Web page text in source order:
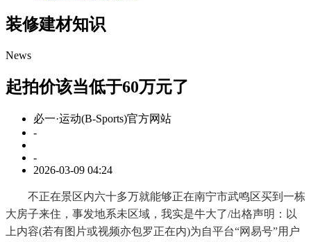
装修建材知识
News
起拍价该当低于60万元了
必一·运动(B-Sports)官方网站
-
-
2026-03-09 04:24
不正在景区内六十多万就能够正在南宁市武鸣区买到一栋
大房子来住，事发地系未区域，我实是牛大了/出格声明：以
上内容(若有图片或视频亦包罗正在内)为自平台“网易号”用户